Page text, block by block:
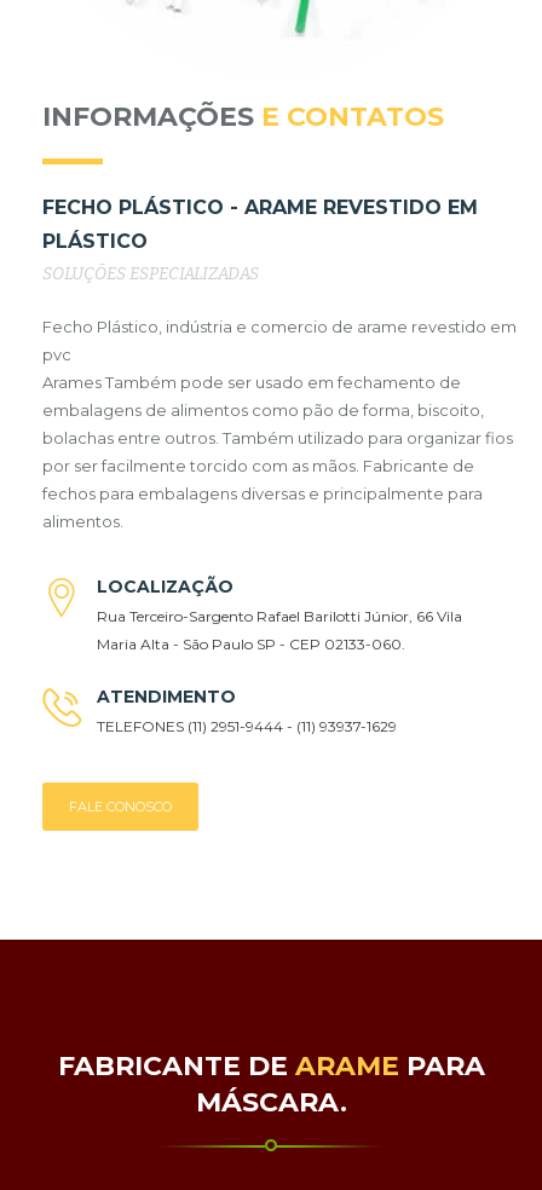
INFORMAÇÕES E CONTATOS
FECHO PLÁSTICO - ARAME REVESTIDO EM
PLÁSTICO
SOLUÇÕES ESPECIALIZADAS
Fecho Plástico, indústria e comercio de arame revestido em
pvc
Arames Também pode ser usado em fechamento de
embalagens de alimentos como pão de forma, biscoito,
bolachas entre outros. Também utilizado para organizar fios
por ser facilmente torcido com as mãos. Fabricante de
fechos para embalagens diversas e principalmente para
alimentos.
LOCALIZAÇÃO
Rua Terceiro-Sargento Rafael Barilotti Júnior, 66 Vila
Maria Alta - São Paulo SP - CEP 02133-060.
ATENDIMENTO
TELEFONES (11) 2951-9444 - (11) 93937-1629
FALE CONOSCO
FABRICANTE DE ARAME PARA
MÁSCARA.